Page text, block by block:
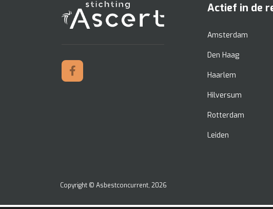
Actief in de
Amsterdam
Den Haag
Haarlem
Hilversum
Rotterdam
Leiden
Copyright © Asbestconcurrent, 2026